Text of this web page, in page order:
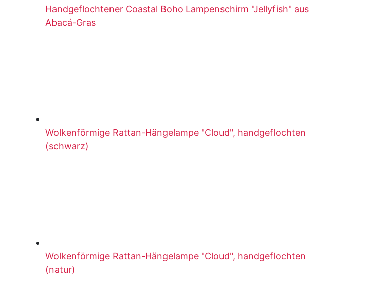
Handgeflochtener Coastal Boho Lampenschirm "Jellyfish" aus
Abacá-Gras
Wolkenförmige Rattan-Hängelampe "Cloud", handgeflochten
(schwarz)
Wolkenförmige Rattan-Hängelampe "Cloud", handgeflochten
(natur)